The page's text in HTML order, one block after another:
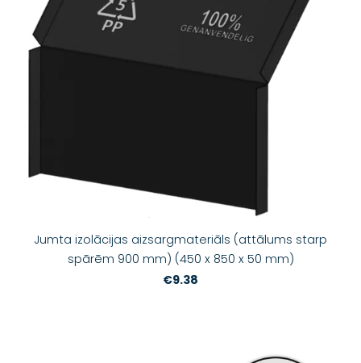
Jumta izolācijas aizsargmateriāls (attālums starp
spārēm 900 mm) (450 x 850 x 50 mm)
€9.38